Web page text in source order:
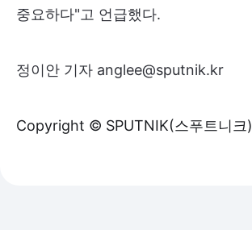
중요하다"고 언급했다.
정이안 기자 anglee@sputnik.kr
Copyright © SPUTNIK(스푸트니크)